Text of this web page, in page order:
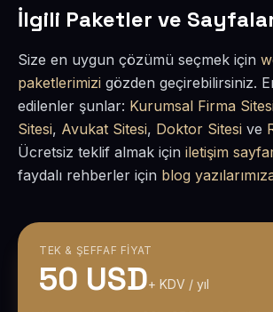
İlgili Paketler ve
Size en uygun çözümü seçmek için
paketlerimizi gözden geçirebilirsiniz.
edilenler şunlar: Kurumsal Firma
Sitesi, Avukat Sitesi, Doktor Sitesi ve
Ücretsiz teklif almak için iletişim
faydalı rehberler için blog
TEK & ŞEFFAF FIYAT
50 USD+ KDV / yıl